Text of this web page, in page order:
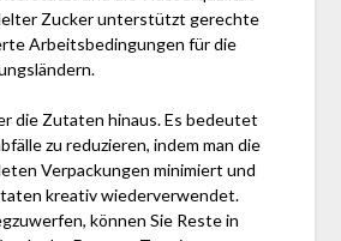
Zucker unterstützt gerechte
Arbeitsbedingungen für die
die Zutaten hinaus. Es bedeutet
zu reduzieren, indem man die
Verpackungen minimiert und
kreativ wiederverwendet.
können Sie Reste in